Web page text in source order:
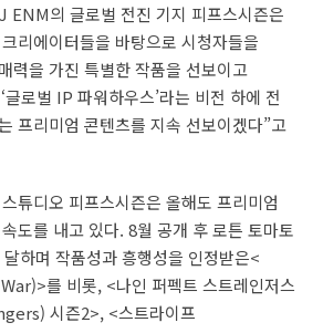
ENM의 글로벌 전진 기지 피프스시즌은
리에이터들을 바탕으로 시청자들을
력을 가진 특별한 작품을 선보이고
로벌 IP 파워하우스’라는 비전 하에 전
프리미엄 콘텐츠를 지속 선보이겠다”고
튜디오 피프스시즌은 올해도 프리미엄
도를 내고 있다. 8월 공개 후 로튼 토마토
하며 작품성과 흥행성을 인정받은<
를 비롯, <나인 퍼펙트 스트레인저스
시즌2>, <스트라이프